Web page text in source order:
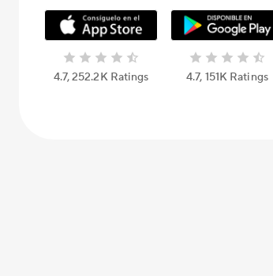
4.7, 252.2K Ratings 4.7, 151K Ratings